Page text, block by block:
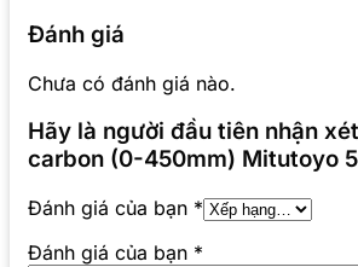
Đánh giá
Chưa có đánh giá nào.
Hãy là người đầu tiên nhận
carbon (0-450mm) Mitutoyo
Đánh giá của bạn *
Đánh giá của bạn *